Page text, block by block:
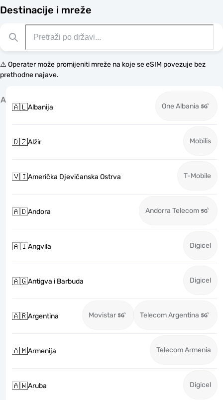
Destinacije i mreže
⚠️ Operater može promijeniti mreže na koje se eSIM povezuje bez
prethodne najave.
A
🇦🇱Albanija One Albania
🇩🇿Alžir Mobilis
🇻🇮Američka Djevičanska Ostrva T-Mobile
🇦🇩Andora Andorra Telecom
🇦🇮Angvila Digicel
🇦🇬Antigva i Barbuda Digicel
🇦🇷Argentina Movistar Telecom Argentina
🇦🇲Armenija Telecom Armenia
🇦🇼Aruba Digicel